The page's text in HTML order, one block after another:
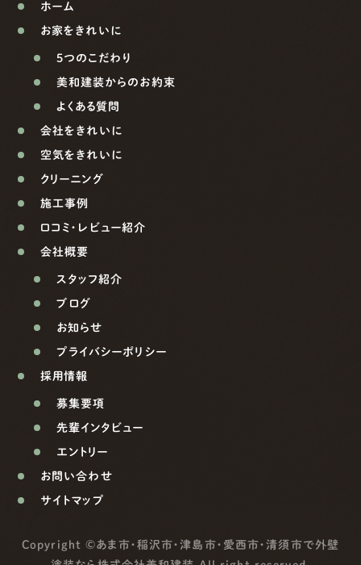
ホーム
お家をきれいに
5つのこだわり
美和建装からのお約束
よくある質問
会社をきれいに
空気をきれいに
クリーニング
施工事例
口コミ・レビュー紹介
会社概要
スタッフ紹介
ブログ
お知らせ
プライバシーポリシー
採用情報
募集要項
先輩インタビュー
エントリー
お問い合わせ
サイトマップ
Copyright ©あま市・稲沢市・津島市・愛西市・清須市で外壁